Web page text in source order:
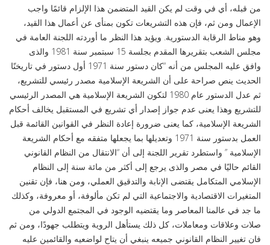
من قبله، أي في وقت لم يكن القيد المتضمن هذا الإلزام قائمًا واجب
الإعمال ومن ثم، فإن هذه التشريعات تكون بمنأى عن أعمال هذا القيد،
وهو مناط الرقابة الدستورية. ويؤيد هذا النظر ما أوردته اللجنة العامة في
مجلس الشعب بتقريرها المقدم بجلسة 15 سبتمبر سنة 1981 والذى
وافق عليه المجلس من أنه “كان دستور سنة 1971 أول دستور في تاريخنًا
الحديث ينص صراحة على أن الشريعة الإسلامية مصدر رئيسي للتشريع،
ثم عدل الدستور عام 1980 لتكون الشريعة الإسلامية هي المصدر الرئيسي
للتشريع وهذا يعنى عدم جواز إصدار أي تشريع في المستقبل يخالف أحكام
الشريعة الإسلامية، كما يعنى ضرورة إعادة النظر في القوانين القائمة قبل
العمل بدستور سنة 1971 وتعديلها بما يجعلها متفقه مع أحكام الشريعة
الإسلامية ” واستطرد تقرير اللجنة إلى أن “الانتقال من النظام القانوني
القائم حاليًا في مصر والذى يرجع إلى أكثر من مائة سنة إلى النظام
الإسلامي المتكامل يقتضى الإنابة والتدقيق العملي، ومن هنا، فإن تقنين
المتغيرات الاقتصادية والاجتماعية التي لم تكن مألوفة، أو معروفة، وكذلك
ما جد في عالمنا المعاصر وما يقتضيه الوجود في المجتمع الدولي من
صلات وعلاقات ومعاملات، كل ذلك يستأهل الروية ويتطلب جهودًا، ومن ثم
فان تغيير النظام القانوني جميعه ينبغي أن يتاح لواضعيه والقائمين عليه